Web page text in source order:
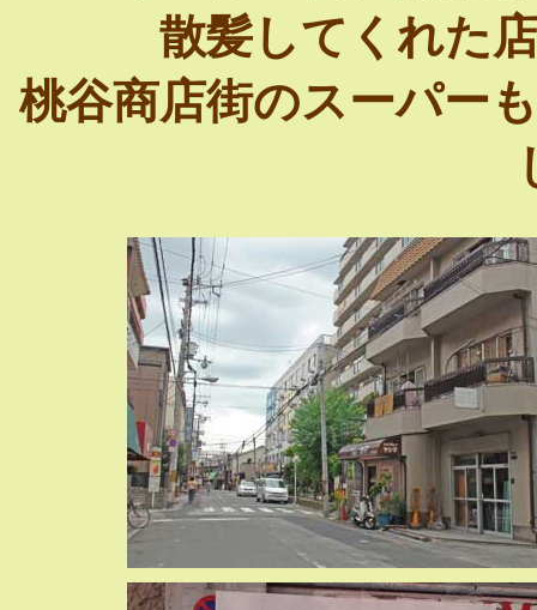
散髪してくれた
桃谷商店街のスーパー